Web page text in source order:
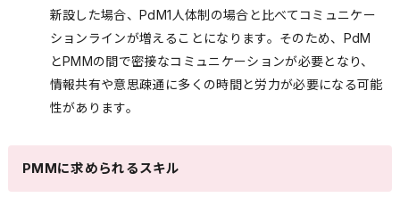
新設した場合、PdM1人体制の場合と比べてコミュニケー
ションラインが増えることになります。そのため、PdM
とPMMの間で密接なコミュニケーションが必要となり、
情報共有や意思疎通に多くの時間と労力が必要になる可能
性があります。
PMMに求められるスキル